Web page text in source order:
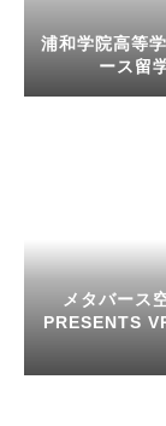
浦和学院高等
ース留
メタバース
PRESENTS